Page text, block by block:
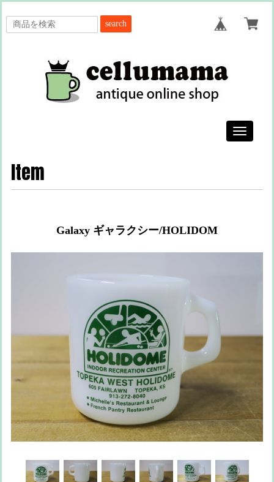
search
Toggle
Item
Galaxy ギャラクシー/HOLIDOM